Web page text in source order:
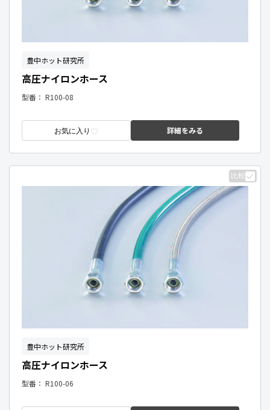
豊中ホット研究所
高圧ナイロンホース
型番： R100-08
お気に入り 詳細をみる
比較
豊中ホット研究所
高圧ナイロンホース
型番： R100-06